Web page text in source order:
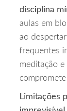
disciplina
aulas em
ao
frequentes
meditação
Limitações